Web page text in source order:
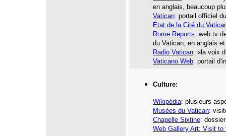
en anglais, beaucoup
Vatican: portail officiel
État de la Cité du
Rome Reports: web tv
du Vatican; en anglais
Radio Vatican: «la voix
Vaticano Web: portail
Culture:
Wikipédia: plusieurs
Musées du Vatican:
Chapelle Sixtine:
Web Gallery Art: Visit to